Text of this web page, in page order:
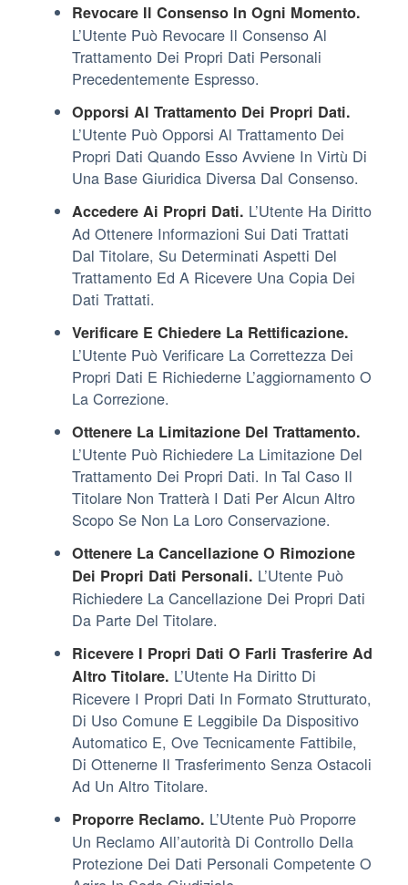
Revocare Il Consenso In Ogni Momento.
L’Utente Può Revocare Il Consenso Al
Trattamento Dei Propri Dati Personali
Precedentemente Espresso.
Opporsi Al Trattamento Dei Propri Dati.
L’Utente Può Opporsi Al Trattamento Dei
Propri Dati Quando Esso Avviene In Virtù Di
Una Base Giuridica Diversa Dal Consenso.
Accedere Ai Propri Dati. L’Utente Ha Diritto
Ad Ottenere Informazioni Sui Dati Trattati
Dal Titolare, Su Determinati Aspetti Del
Trattamento Ed A Ricevere Una Copia Dei
Dati Trattati.
Verificare E Chiedere La Rettificazione.
L’Utente Può Verificare La Correttezza Dei
Propri Dati E Richiederne L’aggiornamento O
La Correzione.
Ottenere La Limitazione Del Trattamento.
L’Utente Può Richiedere La Limitazione Del
Trattamento Dei Propri Dati. In Tal Caso Il
Titolare Non Tratterà I Dati Per Alcun Altro
Scopo Se Non La Loro Conservazione.
Ottenere La Cancellazione O Rimozione
Dei Propri Dati Personali. L’Utente Può
Richiedere La Cancellazione Dei Propri Dati
Da Parte Del Titolare.
Ricevere I Propri Dati O Farli Trasferire Ad
Altro Titolare. L’Utente Ha Diritto Di
Ricevere I Propri Dati In Formato Strutturato,
Di Uso Comune E Leggibile Da Dispositivo
Automatico E, Ove Tecnicamente Fattibile,
Di Ottenerne Il Trasferimento Senza Ostacoli
Ad Un Altro Titolare.
Proporre Reclamo. L’Utente Può Proporre
Un Reclamo All’autorità Di Controllo Della
Protezione Dei Dati Personali Competente O